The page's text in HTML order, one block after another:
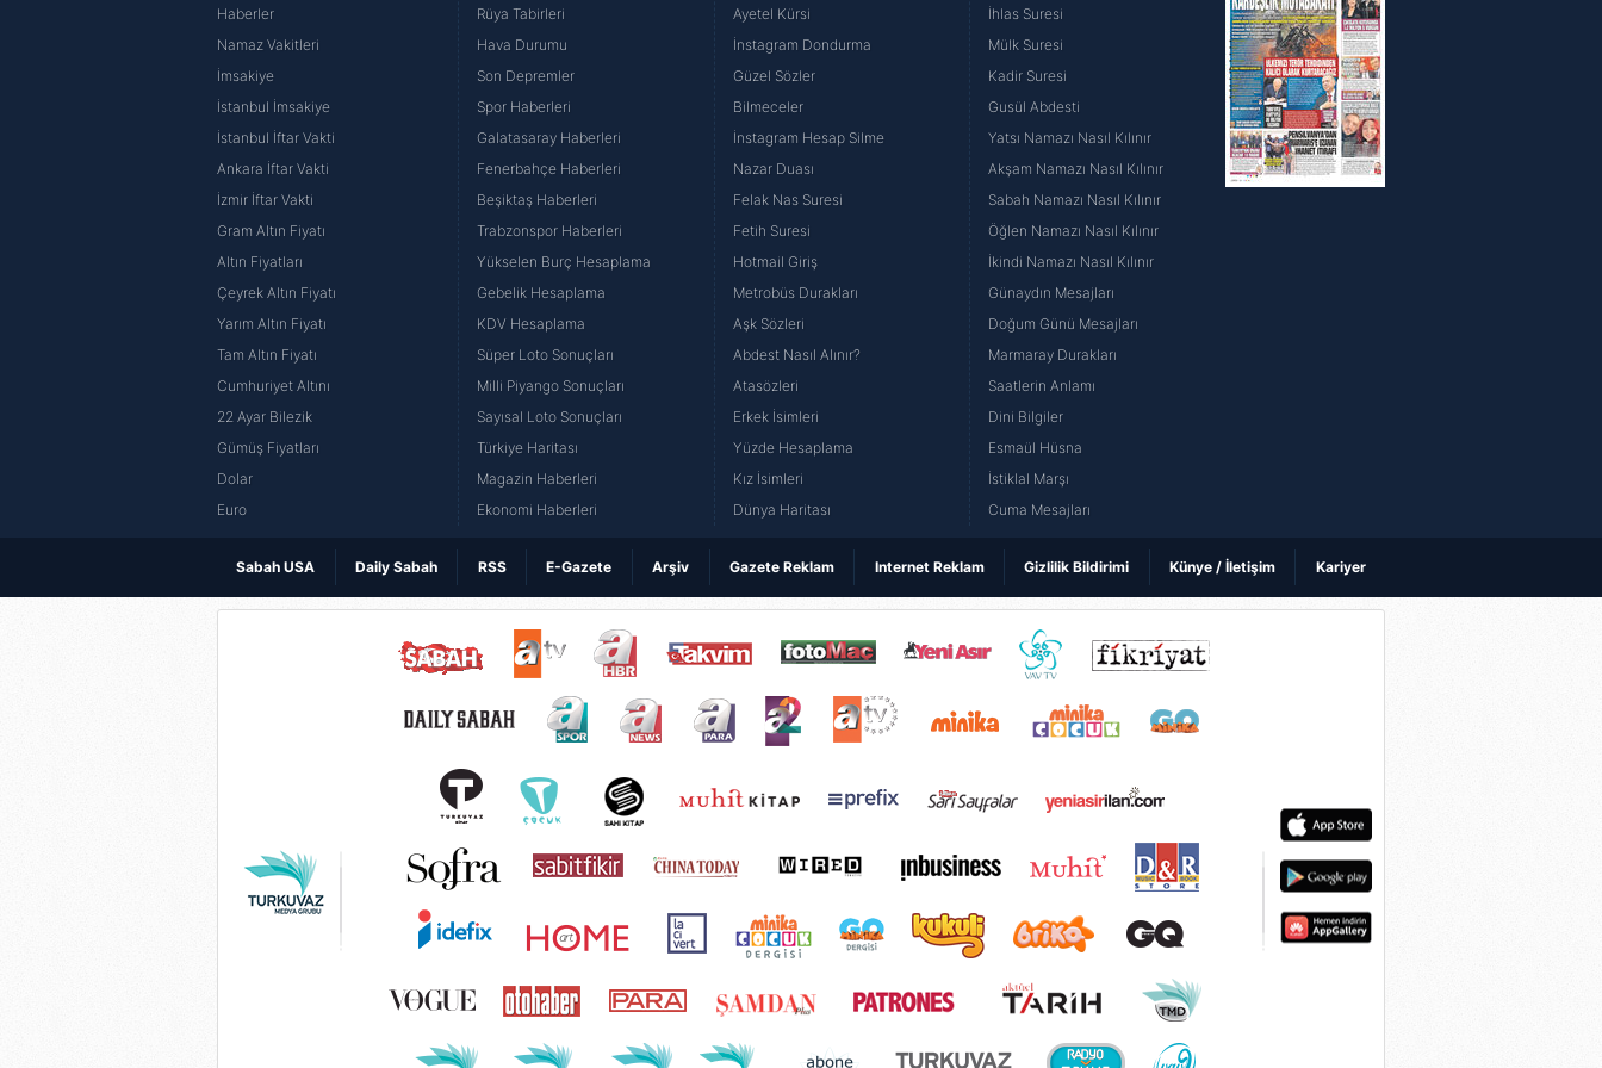
Haberler
Namaz Vakitleri
İmsakiye
İstanbul İmsakiye
İstanbul İftar Vakti
Ankara İftar Vakti
İzmir İftar Vakti
Gram Altın Fiyatı
Altın Fiyatları
Çeyrek Altın Fiyatı
Yarım Altın Fiyatı
Tam Altın Fiyatı
Cumhuriyet Altını
22 Ayar Bilezik
Gümüş Fiyatları
Dolar
Euro
Rüya Tabirleri
Hava Durumu
Son Depremler
Spor Haberleri
Galatasaray Haberleri
Fenerbahçe Haberleri
Beşiktaş Haberleri
Trabzonspor Haberleri
Yükselen Burç Hesaplama
Gebelik Hesaplama
KDV Hesaplama
Süper Loto Sonuçları
Milli Piyango Sonuçları
Sayısal Loto Sonuçları
Türkiye Haritası
Magazin Haberleri
Ekonomi Haberleri
Ayetel Kürsi
İnstagram Dondurma
Güzel Sözler
Bilmeceler
İnstagram Hesap Silme
Nazar Duası
Felak Nas Suresi
Fetih Suresi
Hotmail Giriş
Metrobüs Durakları
Aşk Sözleri
Abdest Nasıl Alınır?
Atasözleri
Erkek İsimleri
Yüzde Hesaplama
Kız İsimleri
Dünya Haritası
İhlas Suresi
Mülk Suresi
Kadir Suresi
Gusül Abdesti
Yatsı Namazı Nasıl Kılınır
Akşam Namazı Nasıl Kılınır
Sabah Namazı Nasıl Kılınır
Öğlen Namazı Nasıl Kılınır
İkindi Namazı Nasıl Kılınır
Günaydın Mesajları
Doğum Günü Mesajları
Marmaray Durakları
Saatlerin Anlamı
Dini Bilgiler
Esmaül Hüsna
İstiklal Marşı
Cuma Mesajları
Sabah USA Daily Sabah RSS E-Gazete Arşiv Gazete Reklam Internet Reklam Gizlilik Bildirimi Künye / İletişim Kariyer